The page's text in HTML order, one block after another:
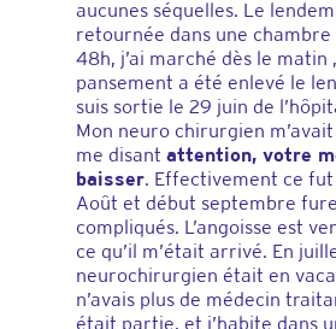
aucunes séquelles. Le
retournée dans une chambre
48h, j’ai marché dès le matin
pansement a été enlevé le
suis sortie le 29 juin de
Mon neuro chirurgien
me disant attention, votre
baisser. Effectivement ce
Août et début septembre
compliqués. L’angoisse est
ce qu’il m’était arrivé. En
neurochirurgien était en
n’avais plus de médecin
était partie, et j’habite dans